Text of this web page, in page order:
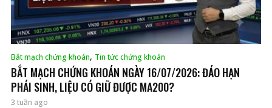
Bắt mạch chứng khoán, Tin tức chứng khoán
BẮT MẠCH CHỨNG KHOÁN NGÀY 16/07/2026: ĐÁO HẠN
PHÁI SINH, LIỆU CÓ GIỮ ĐƯỢC MA200?
3 tuần ago